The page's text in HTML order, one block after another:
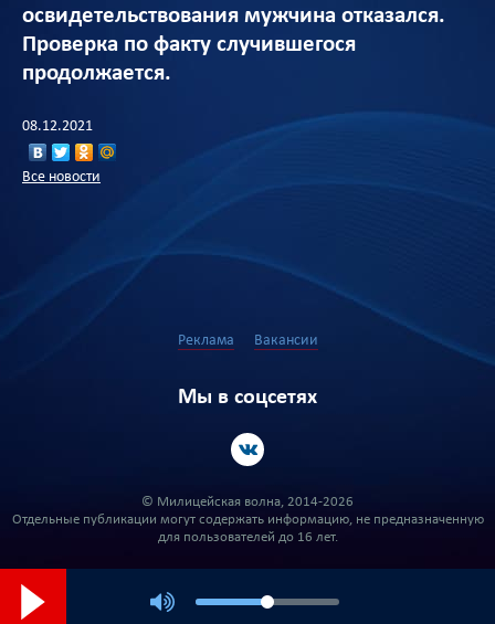
освидетельствования мужчина отказался.
Проверка по факту случившегося
продолжается.
08.12.2021
Все новости
Реклама Вакансии
Мы в соцсетях
© Милицейская волна, 2014-2026
Отдельные публикации могут содержать информацию, не предназначенную
для пользователей до 16 лет.